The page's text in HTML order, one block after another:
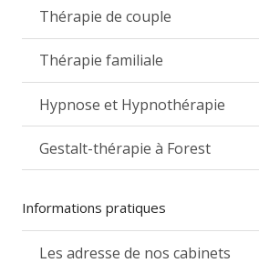
Thérapie de couple
Thérapie familiale
Hypnose et Hypnothérapie
Gestalt-thérapie à Forest
Informations pratiques
Les adresse de nos cabinets